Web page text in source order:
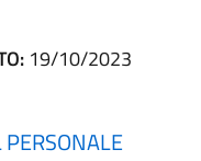
19/10/2023